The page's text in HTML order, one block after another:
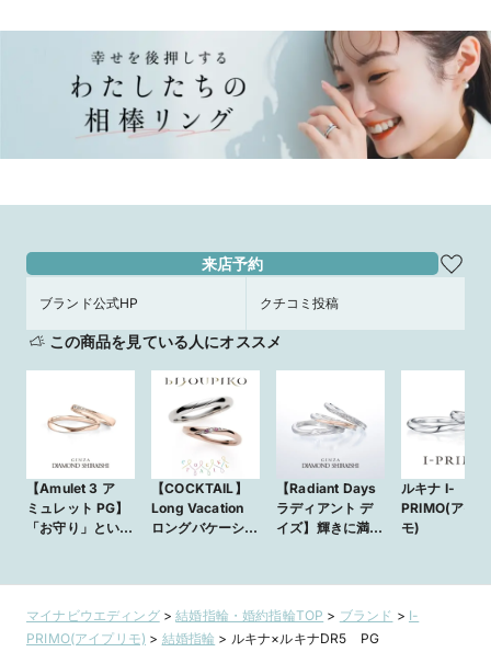
来店予約
ブランド公式HP クチコミ投稿
この商品を見ている人にオススメ
【Amulet 3 ア
ミュレット PG】
「お守り」という
【COCKTAIL】
Long Vacation
ロングバケーショ
【Radiant Days
ラディアント デ
イズ】輝きに満ち
ルキナ I-
PRIMO(アイ
モ)
マイナビウエディング>結婚指輪・婚約指輪TOP > ブランド > I-
PRIMO(アイプリモ) > 結婚指輪 > ルキナ×ルキナDR5 PG